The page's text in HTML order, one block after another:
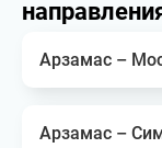
Арзамас –
Арзамас –